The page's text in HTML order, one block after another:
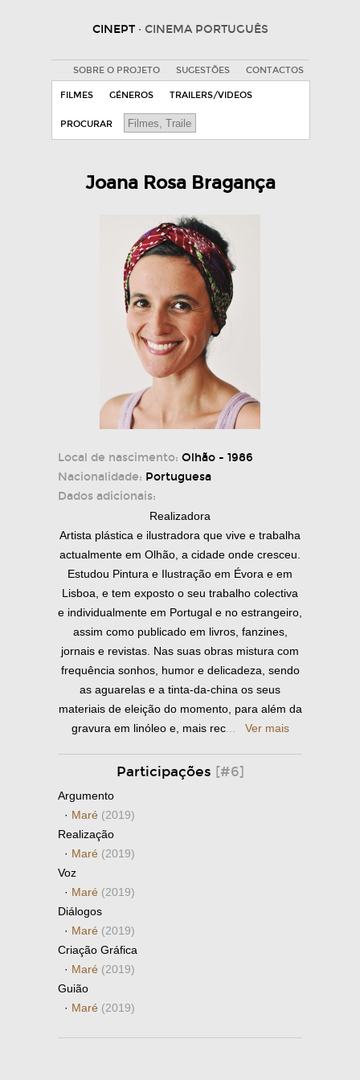
CINEPT · CINEMA PORTUGUÊS
SOBRE O PROJETO SUGESTÕES CONTACTOS
FILMES GÉNEROS TRAILERS/VIDEOS
PROCURAR
Joana Rosa Bragança
Local de nascimento: Olhão - 1986
Nacionalidade: Portuguesa
Dados adicionais:
Realizadora
Artista plástica e ilustradora que vive e trabalha
actualmente em Olhão, a cidade onde cresceu.
Estudou Pintura e Ilustração em Évora e em
Lisboa, e tem exposto o seu trabalho colectiva
e individualmente em Portugal e no estrangeiro,
assim como publicado em livros, fanzines,
jornais e revistas. Nas suas obras mistura com
frequência sonhos, humor e delicadeza, sendo
as aguarelas e a tinta-da-china os seus
materiais de eleição do momento, para além da
gravura em linóleo e, mais rec... Ver mais
Participações [#6]
Argumento
· Maré (2019)
Realização
· Maré (2019)
Voz
· Maré (2019)
Diálogos
· Maré (2019)
Criação Gráfica
· Maré (2019)
Guião
· Maré (2019)